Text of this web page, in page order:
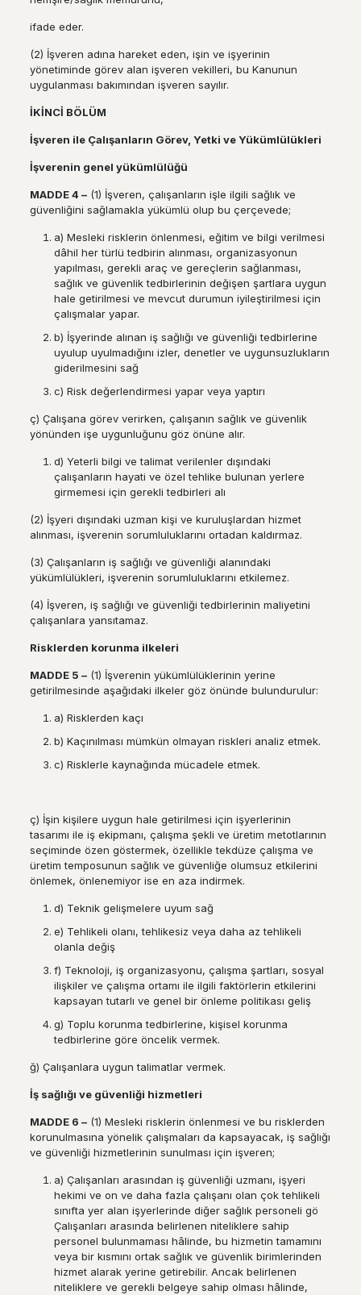
ifade eder.
(2) İşveren adına hareket eden, işin ve işyerinin
yönetiminde görev alan işveren vekilleri, bu Kanunun
uygulanması bakımından işveren sayılır.
İKİNCİ BÖLÜM
İşveren ile Çalışanların Görev, Yetki ve Yükümlülükleri
İşverenin genel yükümlülüğü
MADDE 4 –(1) İşveren, çalışanların işle ilgili sağlık ve
güvenliğini sağlamakla yükümlü olup bu çerçevede;
a) Mesleki risklerin önlenmesi, eğitim ve bilgi verilmesi
dâhil her türlü tedbirin alınması, organizasyonun
yapılması, gerekli araç ve gereçlerin sağlanması,
sağlık ve güvenlik tedbirlerinin değişen şartlara uygun
hale getirilmesi ve mevcut durumun iyileştirilmesi için
çalışmalar yapar.
b) İşyerinde alınan iş sağlığı ve güvenliği tedbirlerine
uyulup uyulmadığını izler, denetler ve uygunsuzlukların
giderilmesini sağ
c) Risk değerlendirmesi yapar veya yaptırı
ç) Çalışana görev verirken, çalışanın sağlık ve güvenlik
yönünden işe uygunluğunu göz önüne alır.
d) Yeterli bilgi ve talimat verilenler dışındaki
çalışanların hayati ve özel tehlike bulunan yerlere
girmemesi için gerekli tedbirleri alı
(2) İşyeri dışındaki uzman kişi ve kuruluşlardan hizmet
alınması, işverenin sorumluluklarını ortadan kaldırmaz.
(3) Çalışanların iş sağlığı ve güvenliği alanındaki
yükümlülükleri, işverenin sorumluluklarını etkilemez.
(4) İşveren, iş sağlığı ve güvenliği tedbirlerinin maliyetini
çalışanlara yansıtamaz.
Risklerden korunma ilkeleri
MADDE 5 –(1) İşverenin yükümlülüklerinin yerine
getirilmesinde aşağıdaki ilkeler göz önünde bulundurulur:
a) Risklerden kaçı
b) Kaçınılması mümkün olmayan riskleri analiz etmek.
c) Risklerle kaynağında mücadele etmek.
ç) İşin kişilere uygun hale getirilmesi için işyerlerinin
tasarımı ile iş ekipmanı, çalışma şekli ve üretim metotlarının
seçiminde özen göstermek, özellikle tekdüze çalışma ve
üretim temposunun sağlık ve güvenliğe olumsuz etkilerini
önlemek, önlenemiyor ise en aza indirmek.
d) Teknik gelişmelere uyum sağ
e) Tehlikeli olanı, tehlikesiz veya daha az tehlikeli
olanla değiş
f) Teknoloji, iş organizasyonu, çalışma şartları, sosyal
ilişkiler ve çalışma ortamı ile ilgili faktörlerin etkilerini
kapsayan tutarlı ve genel bir önleme politikası geliş
g) Toplu korunma tedbirlerine, kişisel korunma
tedbirlerine göre öncelik vermek.
ğ) Çalışanlara uygun talimatlar vermek.
İşsağlığı ve güvenliği hizmetleri
MADDE 6 –(1) Mesleki risklerin önlenmesi ve bu risklerden
korunulmasına yönelik çalışmaları da kapsayacak, iş sağlığı
ve güvenliği hizmetlerinin sunulması için işveren;
a) Çalışanları arasından iş güvenliği uzmanı, işyeri
hekimi ve on ve daha fazla çalışanı olan çok tehlikeli
sınıfta yer alan işyerlerinde diğer sağlık personeli gö
Çalışanları arasında belirlenen niteliklere sahip
personel bulunmaması hâlinde, bu hizmetin tamamını
veya bir kısmını ortak sağlık ve güvenlik birimlerinden
hizmet alarak yerine getirebilir. Ancak belirlenen
niteliklere ve gerekli belgeye sahip olması hâlinde,